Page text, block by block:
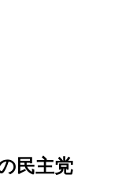
民主党